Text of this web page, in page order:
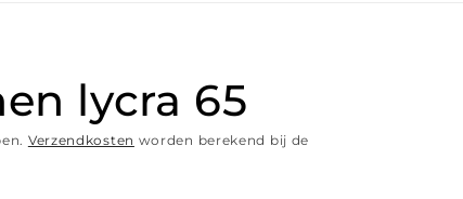
lycra 65
Verzendkosten worden berekend bij de